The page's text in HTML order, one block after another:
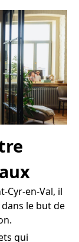
Cyr-en-Val, il
le but de
qui